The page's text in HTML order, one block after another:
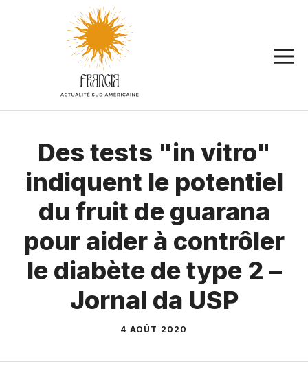
Des tests "in vitro"
indiquent le potentiel
du fruit de guarana
pour aider à contrôler
le diabète de type 2 –
Jornal da USP
4 AOÛT 2020